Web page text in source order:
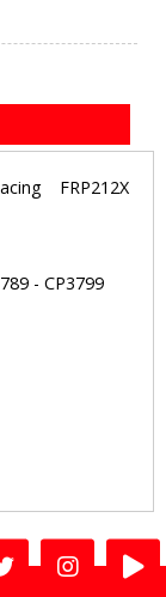
FRP212X
- CP3799